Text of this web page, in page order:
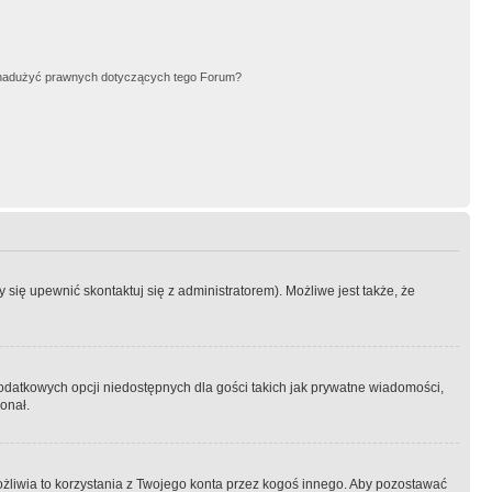
prawnych dotyczących tego Forum?
upewnić skontaktuj się z administratorem). Możliwe jest także, że
opcji niedostępnych dla gości takich jak prywatne wiadomości,
to korzystania z Twojego konta przez kogoś innego. Aby pozostawać